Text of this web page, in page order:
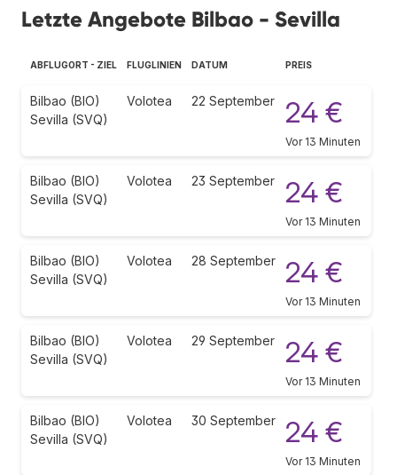
Letzte Angebote Bilbao - Sevilla
ABFLUGORT - ZIEL FLUGLINIEN DATUM PREIS
Bilbao (BIO)
Sevilla (SVQ)
Volotea 22 September 24 €
Vor 13 Minuten
Bilbao (BIO)
Sevilla (SVQ)
Volotea 23 September 24 €
Vor 13 Minuten
Bilbao (BIO)
Sevilla (SVQ)
Volotea 28 September 24 €
Vor 13 Minuten
Bilbao (BIO)
Sevilla (SVQ)
Volotea 29 September 24 €
Vor 13 Minuten
Bilbao (BIO)
Sevilla (SVQ)
Volotea 30 September 24 €
Vor 13 Minuten